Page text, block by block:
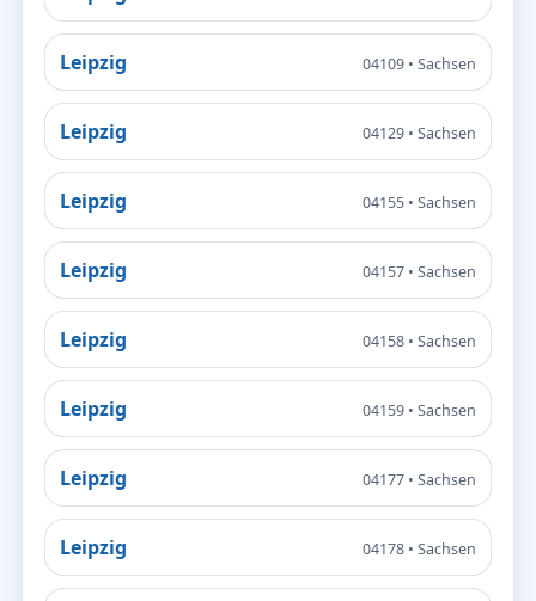
Leipzig 04109 • Sachsen
Leipzig 04129 • Sachsen
Leipzig 04155 • Sachsen
Leipzig 04157 • Sachsen
Leipzig 04158 • Sachsen
Leipzig 04159 • Sachsen
Leipzig 04177 • Sachsen
Leipzig 04178 • Sachsen